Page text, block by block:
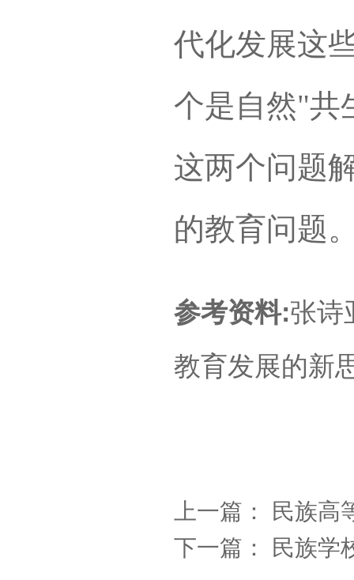
代化发展这
个是自然"共
这两个问题
的教育问题
参考资料:张诗
教育发展的新
上一篇： 民族高
下一篇： 民族学